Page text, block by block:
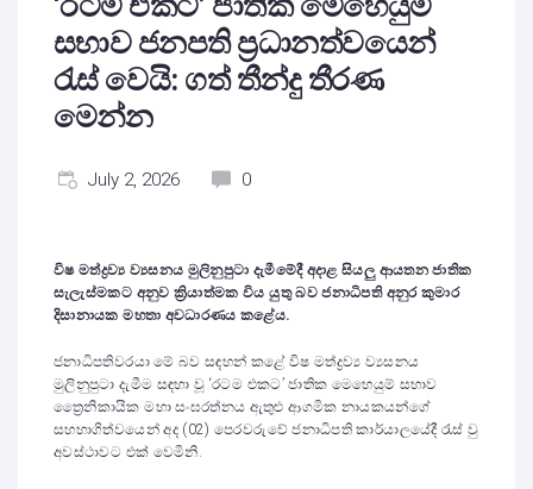
සභාව ජනපති ප්‍රධානත්වයෙන්
රැස් වෙයි: ගත් තීන්දු තීරණ
මෙන්න
July 2, 2026 0
විෂ මත්ද්‍රව්‍ය ව්‍යසනය මුලිනුපුටා දැමීමේදී අදාළ සියලු ආයතන ජාතික
සැලැස්මකට අනුව ක්‍රියාත්මක විය යුතු බව ජනාධිපති අනුර කුමාර
දිසානායක මහතා අවධාරණය කළේය.
ජනාධිපතිවරයා මේ බව සඳහන් කළේ විෂ මත්ද්‍රව්‍ය ව්‍යසනය
මුලිනුපුටා දැමීම සඳහා වූ ‘රටම එකට’ ජාතික මෙහෙයුම් සභාව
ත්‍රෛනිකායික මහා සංඝරත්නය ඇතුළු ආගමික නායකයන්ගේ
සහභාගිත්වයෙන් අද (02) පෙරවරුවේ ජනාධිපති කාර්යාලයේදී රැස් වු
අවස්ථාවට එක් වෙමිනි.